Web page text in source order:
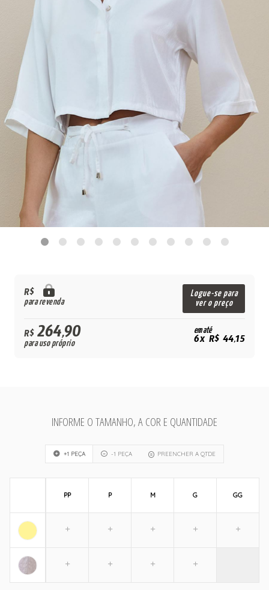
R$
para revenda
Logue-se para
ver o preço
R$264,90
para uso próprio
em até
6x R$ 44,15
INFORME O TAMANHO, A COR E QUANTIDADE
+1 PEÇA -1 PEÇA PREENCHER A QTDE
PP P M G GG